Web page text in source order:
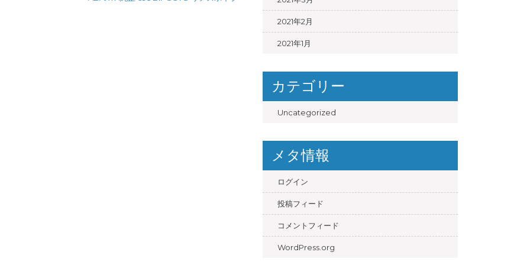
2021年2月
2021年1月
カテゴリー
Uncategorized
メタ情報
ログイン
投稿フィード
コメントフィード
WordPress.org